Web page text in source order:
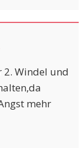
2. Windel und
mehr